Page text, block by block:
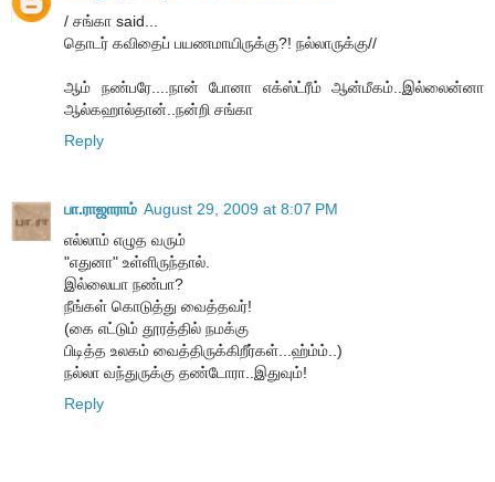
/ சங்கா said...
தொடர் கவிதைப் பயணமாயிருக்கு?! நல்லாருக்கு//
ஆம் நண்பரே....நான் போனா எக்ஸ்ட்ரீம் ஆன்மீகம்..இல்லைன்னா
ஆல்கஹால்தான்..நன்றி சங்கா
Reply
பா.ராஜாராம் August 29, 2009 at 8:07 PM
எல்லாம் எழுத வரும்
"எதுனா" உள்ளிருந்தால்.
இல்லையா நண்பா?
நீங்கள் கொடுத்து வைத்தவர்!
(கை எட்டும் தூரத்தில் நமக்கு
பிடித்த உலகம் வைத்திருக்கிறீர்கள்...ஹ்ம்ம்..)
நல்லா வந்துருக்கு தண்டோரா..இதுவும்!
Reply